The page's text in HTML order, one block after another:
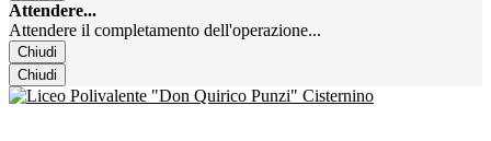
Attendere...
Attendere il completamento dell'operazione...
Chiudi
Chiudi